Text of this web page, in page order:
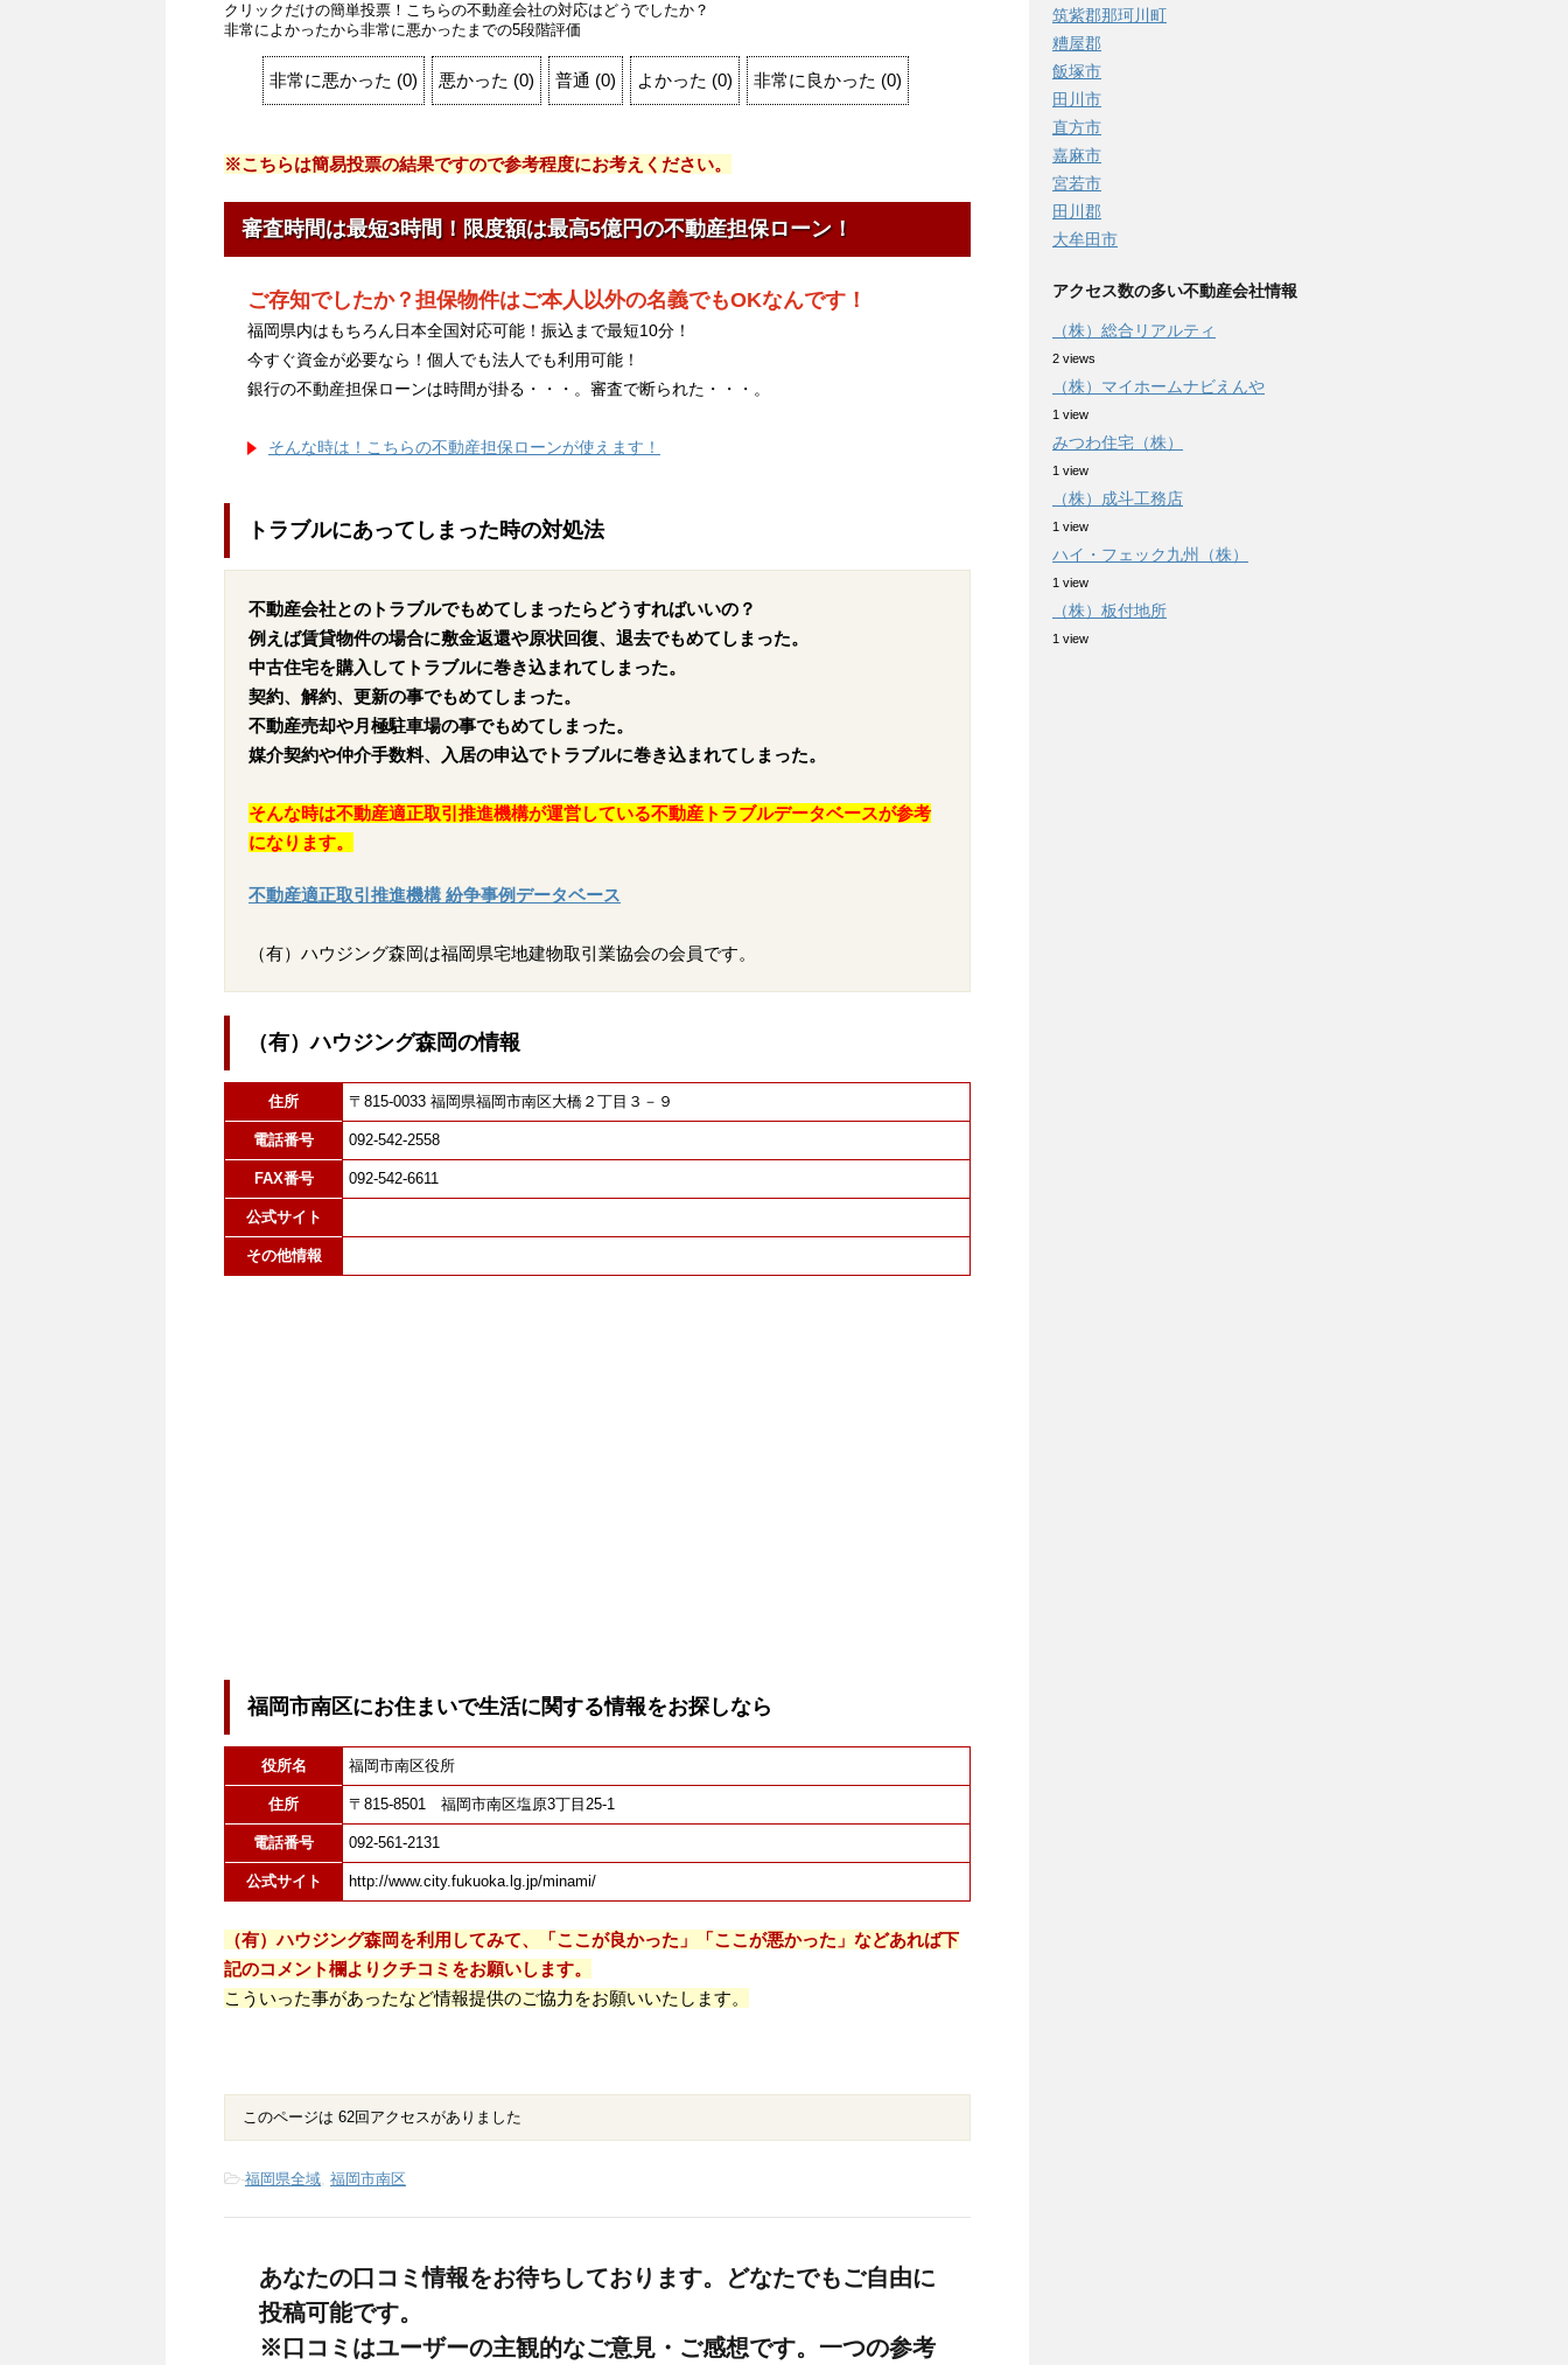
クリックだけの簡単投票！こちらの不動産会社の対応はどうでしたか？
非常によかったから非常に悪かったまでの5段階評価
非常に悪かった (0) 悪かった (0) 普通 (0) よかった (0) 非常に良かった (0)
※こちらは簡易投票の結果ですので参考程度にお考えください。
審査時間は最短3時間！限度額は最高5億円の不動産担保ローン！
ご存知でしたか？担保物件はご本人以外の名義でもOKなんです！
福岡県内はもちろん日本全国対応可能！振込まで最短10分！
今すぐ資金が必要なら！個人でも法人でも利用可能！
銀行の不動産担保ローンは時間が掛る・・・。審査で断られた・・・。
そんな時は！こちらの不動産担保ローンが使えます！
トラブルにあってしまった時の対処法
不動産会社とのトラブルでもめてしまったらどうすればいいの？
例えば賃貸物件の場合に敷金返還や原状回復、退去でもめてしまった。
中古住宅を購入してトラブルに巻き込まれてしまった。
契約、解約、更新の事でもめてしまった。
不動産売却や月極駐車場の事でもめてしまった。
媒介契約や仲介手数料、入居の申込でトラブルに巻き込まれてしまった。
そんな時は不動産適正取引推進機構が運営している不動産トラブルデータベースが参考
になります。
不動産適正取引推進機構 紛争事例データベース
（有）ハウジング森岡は福岡県宅地建物取引業協会の会員です。
（有）ハウジング森岡の情報
住所 〒815-0033 福岡県福岡市南区大橋２丁目３－９
電話番号 092-542-2558
FAX番号 092-542-6611
公式サイト
その他情報
福岡市南区にお住まいで生活に関する情報をお探しなら
役所名 福岡市南区役所
住所 〒815-8501 福岡市南区塩原3丁目25-1
電話番号 092-561-2131
公式サイト http://www.city.fukuoka.lg.jp/minami/
（有）ハウジング森岡を利用してみて、「ここが良かった」「ここが悪かった」などあれば下
記のコメント欄よりクチコミをお願いします。
こういった事があったなど情報提供のご協力をお願いいたします。
このページは 62回アクセスがありました
-福岡県全域, 福岡市南区
あなたの口コミ情報をお待ちしております。どなたでもご自由に
投稿可能です。
※口コミはユーザーの主観的なご意見・ご感想です。一つの参考
筑紫郡那珂川町
糟屋郡
飯塚市
田川市
直方市
嘉麻市
宮若市
田川郡
大牟田市
アクセス数の多い不動産会社情報
（株）総合リアルティ
2 views
（株）マイホームナビえんや
1 view
みつわ住宅（株）
1 view
（株）成斗工務店
1 view
ハイ・フェック九州（株）
1 view
（株）板付地所
1 view